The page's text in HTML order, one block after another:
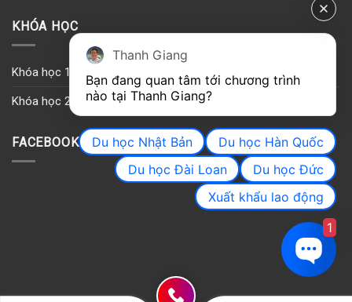
KHÓA HỌC
Khóa học 1
Khóa học 2
FACEBOOK
Thanh Giang
Bạn đang quan tâm tới chương trình
nào tại Thanh Giang?
Du học Nhật Bản
Du học Hàn Quốc
Du học Đài Loan
Du học Đức
Xuất khẩu lao động
1